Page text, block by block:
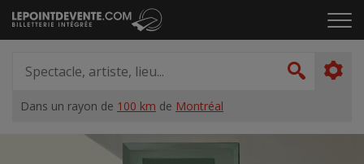
Passer
au
le
artiste,
lieu...
Dans un rayon de 100 km de Montréal
Suggestions